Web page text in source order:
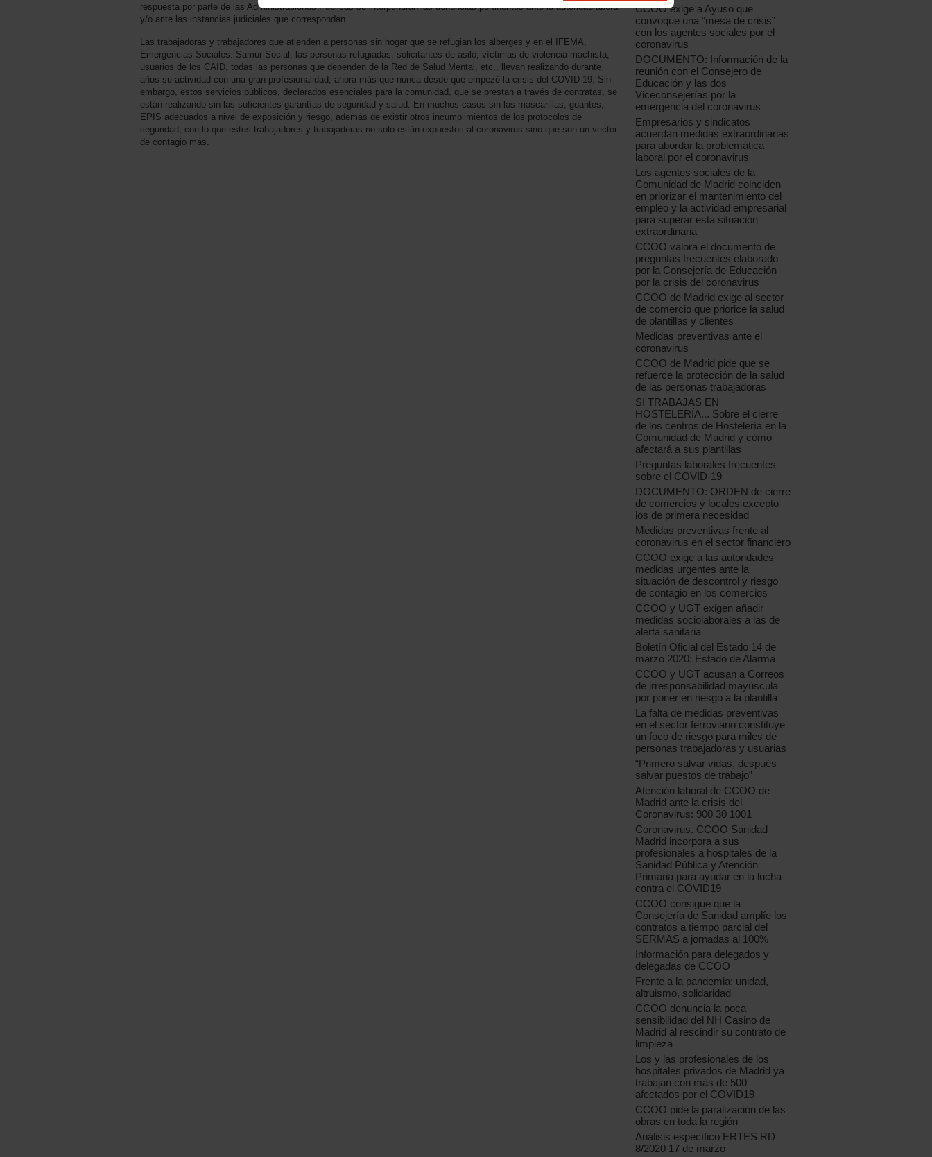
respuesta por parte de las Administraciones Públicas se interpondrán las denuncias pertinentes ante la autoridad aboral
y/o ante las instancias judiciales que correspondan.
Las trabajadoras y trabajadores que atienden a personas sin hogar que se refugian los alberges y en el IFEMA,
Emergencias Sociales: Samur Social, las personas refugiadas, solicitantes de asilo, víctimas de violencia machista,
usuarios de los CAID, todas las personas que dependen de la Red de Salud Mental, etc., llevan realizando durante
años su actividad con una gran profesionalidad, ahora más que nunca desde que empezó la crisis del COVID-19. Sin
embargo, estos servicios públicos, declarados esenciales para la comunidad, que se prestan a través de contratas, se
están realizando sin las suficientes garantías de seguridad y salud. En muchos casos sin las mascarillas, guantes,
EPIS adecuados a nivel de exposición y riesgo, además de existir otros incumplimientos de los protocolos de
seguridad, con lo que estos trabajadores y trabajadoras no solo están expuestos al coronavirus sino que son un vector
de contagio más.
CCOO exige a Ayuso que
convoque una “mesa de crisis”
con los agentes sociales por el
coronavirus
DOCUMENTO: Información de la
reunión con el Consejero de
Educación y las dos
Viceconsejerías por la
emergencia del coronavirus
Empresarios y sindicatos
acuerdan medidas extraordinarias
para abordar la problemática
laboral por el coronavirus
Los agentes sociales de la
Comunidad de Madrid coinciden
en priorizar el mantenimiento del
empleo y la actividad empresarial
para superar esta situación
extraordinaria
CCOO valora el documento de
preguntas frecuentes elaborado
por la Consejería de Educación
por la crisis del coronavirus
CCOO de Madrid exige al sector
de comercio que priorice la salud
de plantillas y clientes
Medidas preventivas ante el
coronavirus
CCOO de Madrid pide que se
refuerce la protección de la salud
de las personas trabajadoras
SI TRABAJAS EN
HOSTELERÍA... Sobre el cierre
de los centros de Hostelería en la
Comunidad de Madrid y cómo
afectará a sus plantillas
Preguntas laborales frecuentes
sobre el COVID-19
DOCUMENTO: ORDEN de cierre
de comercios y locales excepto
los de primera necesidad
Medidas preventivas frente al
coronavirus en el sector financiero
CCOO exige a las autoridades
medidas urgentes ante la
situación de descontrol y riesgo
de contagio en los comercios
CCOO y UGT exigen añadir
medidas sociolaborales a las de
alerta sanitaria
Boletín Oficial del Estado 14 de
marzo 2020: Estado de Alarma
CCOO y UGT acusan a Correos
de irresponsabilidad mayúscula
por poner en riesgo a la plantilla
La falta de medidas preventivas
en el sector ferroviario constituye
un foco de riesgo para miles de
personas trabajadoras y usuarias
“Primero salvar vidas, después
salvar puestos de trabajo”
Atención laboral de CCOO de
Madrid ante la crisis del
Coronavirus: 900 30 1001
Coronavirus. CCOO Sanidad
Madrid incorpora a sus
profesionales a hospitales de la
Sanidad Pública y Atención
Primaria para ayudar en la lucha
contra el COVID19
CCOO consigue que la
Consejería de Sanidad amplíe los
contratos a tiempo parcial del
SERMAS a jornadas al 100%
Información para delegados y
delegadas de CCOO
Frente a la pandemia: unidad,
altruismo, solidaridad
CCOO denuncia la poca
sensibilidad del NH Casino de
Madrid al rescindir su contrato de
limpieza
Los y las profesionales de los
hospitales privados de Madrid ya
trabajan con más de 500
afectados por el COVID19
CCOO pide la paralización de las
obras en toda la región
Análisis específico ERTES RD
8/2020 17 de marzo